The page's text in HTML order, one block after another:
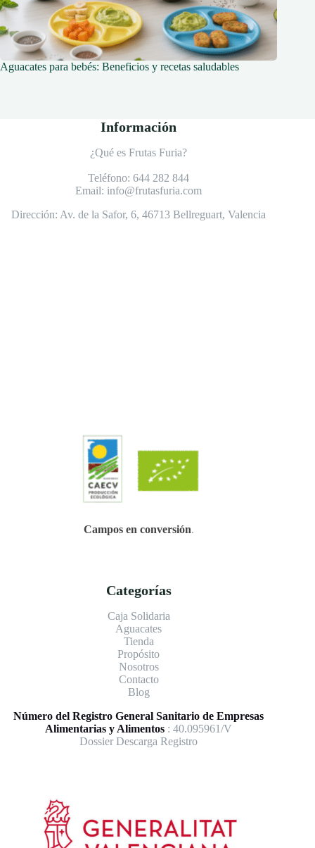
Aguacates para bebés: Beneficios y recetas saludables
Información
¿Qué es Frutas Furia?
Teléfono:644 282 844
Email: info@frutasfuria.com
Dirección: Av. de la Safor, 6, 46713 Bellreguart, Valencia
Campos en conversión.
Categorías
Caja Solidaria
Aguacates
Tienda
Propósito
Nosotros
Contacto
Blog
Número del Registro General Sanitario de Empresas
Alimentarias y Alimentos : 40.095961/V
Dossier Descarga Registro